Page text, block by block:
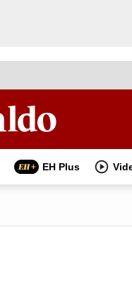
EH Plus